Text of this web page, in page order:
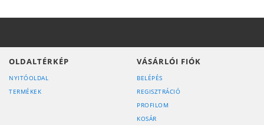
OLDALTÉRKÉP
NYITÓOLDAL
TERMÉKEK
VÁSÁRLÓI FIÓK
BELÉPÉS
REGISZTRÁCIÓ
PROFILOM
KOSÁR